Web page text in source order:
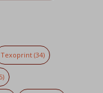
Texoprint (34)